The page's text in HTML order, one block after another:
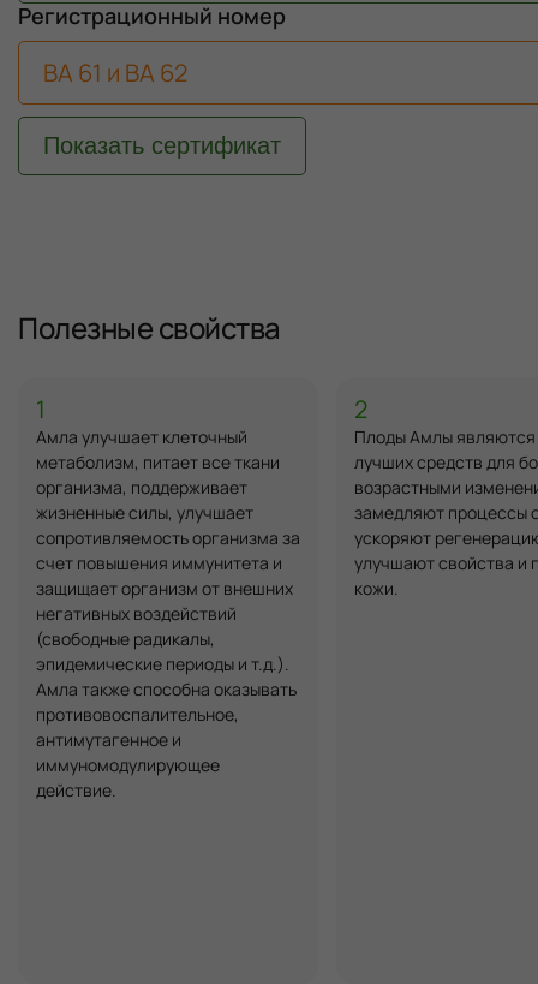
Регистрационный номер
ВА 61 и ВА 62
Показать сертификат
Полезные свойства
1
Амла улучшает клеточный
метаболизм, питает все ткани
организма, поддерживает
жизненные силы, улучшает
сопротивляемость организма за
счет повышения иммунитета и
защищает организм от внешних
негативных воздействий
(свободные радикалы,
эпидемические периоды и т.д.).
Амла также способна оказывать
противовоспалительное,
антимутагенное и
иммуномодулирующее
действие.
2
Плоды Амлы являются
лучших средств для
возрастными
замедляют процессы
ускоряют
улучшают свойства и
кожи.